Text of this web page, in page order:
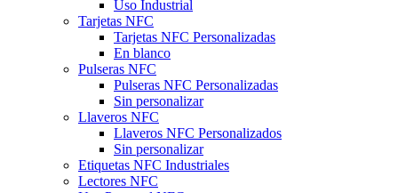
Uso Industrial
Tarjetas NFC
Tarjetas NFC Personalizadas
En blanco
Pulseras NFC
Pulseras NFC Personalizadas
Sin personalizar
Llaveros NFC
Llaveros NFC Personalizados
Sin personalizar
Etiquetas NFC Industriales
Lectores NFC